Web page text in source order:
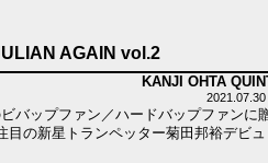
AGAIN vol.2
KANJI OHTA
バップファン／ハードバップファンに
目の新星トランペッター菊田邦裕デビュ